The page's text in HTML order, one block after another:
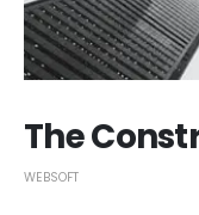
The
WEBSOFT